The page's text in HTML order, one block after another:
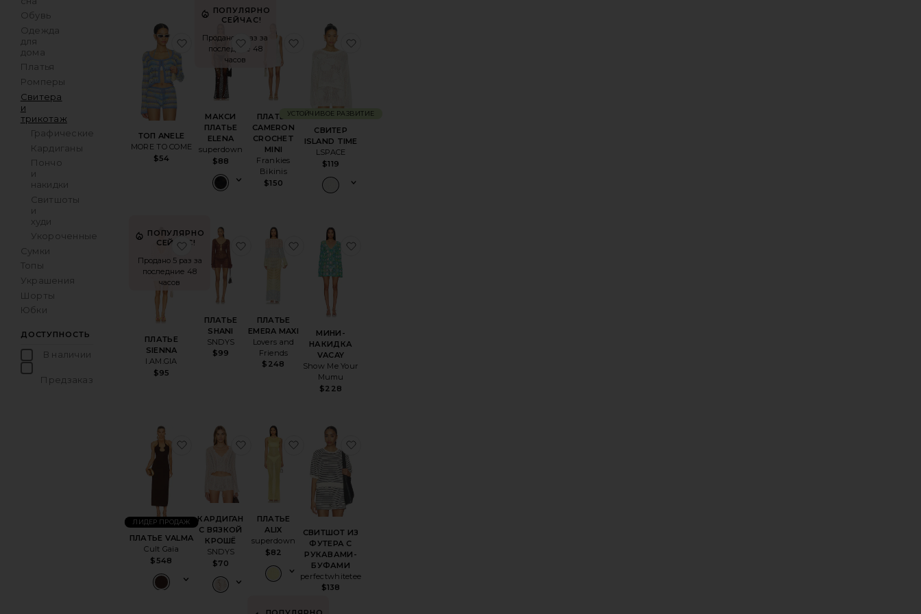
Обувь
Одежда
для
дома
Платья
Ромперы
Свитера
и
трикотаж
Графические
Кардиганы
Пончо
и
накидки
Свитшоты
и
худи
Укороченные
Сумки
Топы
Украшения
Шорты
Юбки
ДОСТУПНОСТЬ
В наличии
товары в Избранном
Предзаказ
ТОП ANELE
MORE TO COME
$54
избранноеТОП ANELE
ПОПУЛЯРНО
СЕЙЧАС!
Продано 11 раз за
последние 48
часов
МАКСИ
ПЛАТЬЕ
ELENA
superdown
$88
избранноеМАКСИ ПЛАТЬЕ ELENA
ПЛАТЬЕ
CAMERON
CROCHET
MINI
Frankies
Bikinis
$150
избранноеПЛАТЬЕ CAMERON CROCHET MINI
СВИТЕР
ISLAND TIME
LSPACE
$119
УСТОЙЧИВОЕ РАЗВИТИЕ
ПОПУЛЯРНО
СЕЙЧАС!
Продано 5 раз за
последние 48
часов
ПЛАТЬЕ
SIENNA
I.AM.GIA
$95
избранноеПЛАТЬЕ SIENNA
ПЛАТЬЕ
SHANI
SNDYS
$99
избранноеПЛАТЬЕ SHANI
ПЛАТЬЕ
EMERA MAXI
Lovers and
Friends
$248
избранноеПЛАТЬЕ EMERA MAXI
МИНИ-
НАКИДКА
VACAY
Show Me Your
Mumu
$228
ПЛАТЬЕ VALMA
Cult Gaia
$548
ЛИДЕР ПРОДАЖ
избранноеПЛАТЬЕ VALMA
КАРДИГАН
С ВЯЗКОЙ
КРОШЁ
SNDYS
$70
избранноеКАРДИГАН С ВЯЗКОЙ КРОШЁ
ПЛАТЬЕ
ALIX
superdown
$82
избранноеПЛАТЬЕ ALIX
СВИТШОТ ИЗ
ФУТЕРА С
РУКАВАМИ-
БУФАМИ
perfectwhitetee
$138